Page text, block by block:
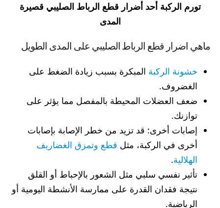
تورم الركبة أحد أضرار قطع الرباط الصليبي قصيرة
المدى
ماهي اضرار قطع الرباط الصليبي على المدى الطويل
خشونة الركبة المبكرة بسبب زيادة الضغط على
الغضروف.
ضعف العضلات المحيطة بالمفصل مما يؤثر على
توازنك.
إصابات أخرى: قد تزيد من خطر الإصابة بإصابات
أخرى في الركبة، مثل قطع وتمزق الغضاريف
الهلالية.
تأثير نفسي سلبي مثل الشعور بالإحباط أو القلق
نتيجة فقدان القدرة على ممارسة الأنشطة اليومية أو
الرياضية.